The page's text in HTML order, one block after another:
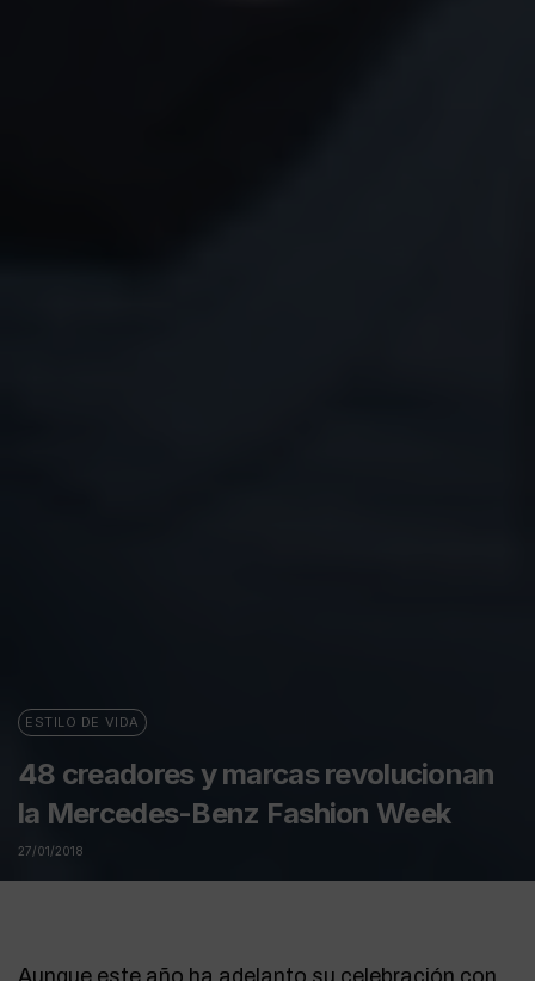
ESTILO DE VIDA
48 creadores y marcas revolucionan
la Mercedes-Benz Fashion Week
27/01/2018
Aunque este año ha adelanto su celebración con